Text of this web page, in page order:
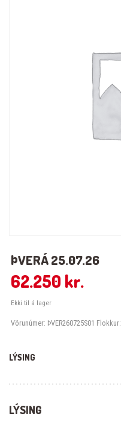
ÞVERÁ 25.07.26
62.250 kr.
Ekki til á lager
Vörunúmer: ÞVER260725S01 Flokkur:
LÝSING
LÝSING